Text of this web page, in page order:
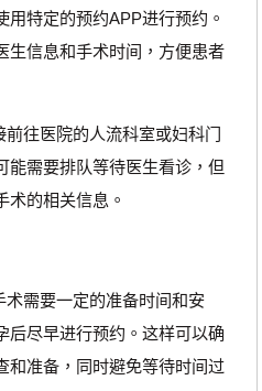
特定的预约APP进行预约。
生信息和手术时间，方便患者
往医院的人流科室或妇科门
能需要排队等待医生看诊，但
术的相关信息。
需要一定的准备时间和安
后尽早进行预约。这样可以确
和准备，同时避免等待时间过